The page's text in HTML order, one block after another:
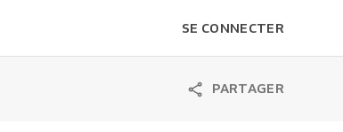
SE CONNECTER
PARTAGER